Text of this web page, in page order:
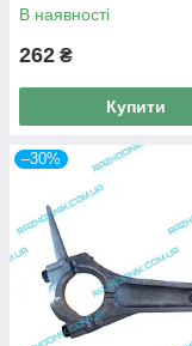
В наявності
262 ₴
Купити
–30%